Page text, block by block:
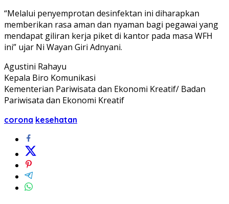
“Melalui penyemprotan desinfektan ini diharapkan
memberikan rasa aman dan nyaman bagi pegawai yang
mendapat giliran kerja piket di kantor pada masa WFH
ini” ujar Ni Wayan Giri Adnyani.
Agustini Rahayu
Kepala Biro Komunikasi
Kementerian Pariwisata dan Ekonomi Kreatif/ Badan
Pariwisata dan Ekonomi Kreatif
corona kesehatan